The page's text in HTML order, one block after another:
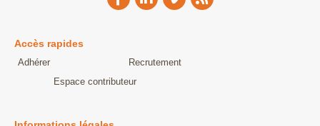
Accès rapides
Adhérer
Recrutement
Espace contributeur